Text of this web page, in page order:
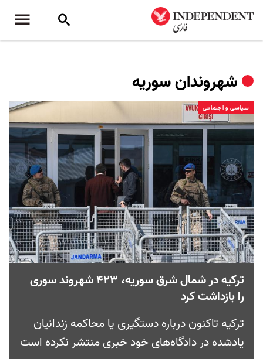
شهروندان سوریه
سیاسی و اجتماعی
ترکیه در شمال شرق سوریه، ۴۲۳ شهروند سوری
را بازداشت کرد
ترکیه تاکنون درباره دستگیری یا محاکمه زندانیان
یادشده در دادگاه‌های خود خبری منتشر نکرده است